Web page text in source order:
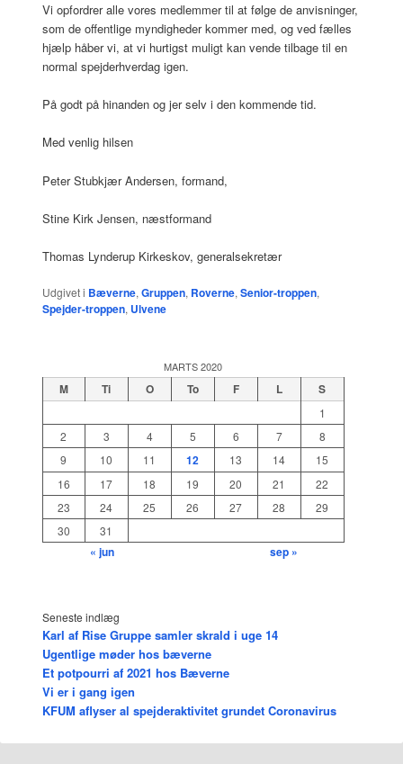
Vi opfordrer alle vores medlemmer til at følge de anvisninger,
som de offentlige myndigheder kommer med, og ved fælles
hjælp håber vi, at vi hurtigst muligt kan vende tilbage til en
normal spejderhverdag igen.
På godt på hinanden og jer selv i den kommende tid.
Med venlig hilsen
Peter Stubkjær Andersen, formand,
Stine Kirk Jensen, næstformand
Thomas Lynderup Kirkeskov, generalsekretær
Udgivet i Bæverne, Gruppen, Roverne, Senior-troppen,
Spejder-troppen, Ulvene
MARTS 2020
M Ti O To F L S
1
2
3 4 5 6 7
8
9
10 11 12 13 14
15
16
17 18 19 20 21
22
23
24 25 26 27 28
29
30
31
« jun sep »
Seneste indlæg
Karl af Rise Gruppe samler skrald i uge 14
Ugentlige møder hos bæverne
Et potpourri af 2021 hos Bæverne
Vi er i gang igen
KFUM aflyser al spejderaktivitet grundet Coronavirus